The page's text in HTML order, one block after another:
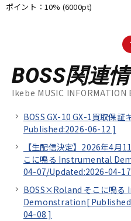
ポイント：10% (6000pt)
1
BOSS関連
Ikebe MUSIC INFORMATION
BOSS GX-10 GX-1買取保証
Published:2026-06-12 ]
【生配信決定】2026年4月
こに鳴る Instrumental
04-07/Updated:2026-04-17
BOSS×Roland そこに鳴
Demonstration[
04-08 ]